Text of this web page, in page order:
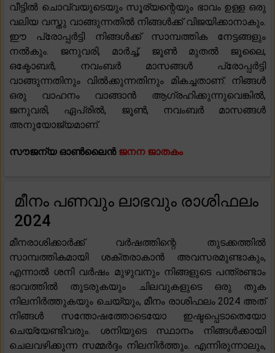
വീട്ടിൽ ചൊവ്വയുടെയും സൂര്യന്റെയും ഭാവം ഉള്ള ഒരു
വലിയ വസ്തു വാങ്ങുന്നതിൽ നിങ്ങൾക്ക് വിജയിക്കാനാകും.
ഈ പ്രോപ്പർട്ടി നിങ്ങൾക്ക് സാമ്പത്തിക നേട്ടങ്ങളും
നൽകും. ജനുവരി, മാർച്ച്, ജൂൺ മുതൽ ജൂലൈ,
ഒക്ടോബർ, നവംബർ മാസങ്ങൾ പ്രോപ്പർട്ടി
വാങ്ങുന്നതിനും വിൽക്കുന്നതിനും മികച്ചതാണ്. നിങ്ങൾ
ഒരു വാഹനം വാങ്ങാൻ ആഗ്രഹിക്കുന്നുവെങ്കിൽ,
ജനുവരി, ഏപ്രിൽ, ജൂൺ, നവംബർ മാസങ്ങൾ
അനുയോജ്യമാണ്.
സൗജന്യ ഓൺലൈൻ ജനന ജാതകം
മീനം പണവും ലാഭവും രാശിഫലം
2024
മീനരാശിക്കാർക്ക് വർഷത്തിന്റെ തുടക്കത്തിൽ
സാമ്പത്തികമായി ശക്തരാകാൻ അവസരമുണ്ടാകും,
എന്നാൽ ശനി വർഷം മുഴുവനും നിങ്ങളുടെ പന്ത്രണ്ടാം
ഭാവത്തിൽ തുടരുകയും ചിലവുകളുടെ ഒരു തുക
നിലനിർത്തുകയും ചെയ്യും, മീനം രാശിഫലം 2024 അത്
നിങ്ങൾ സന്തോഷത്തോടെയോ ഇഷ്ടപ്പെടാതെയോ
ചെയ്യേണ്ടിവരും. ശനിയുടെ സ്ഥാനം നിങ്ങൾക്കായി
ചെലവഴിക്കുന്ന സമ്മർദ്ദം നിലനിർത്തും. എന്നിരുന്നാലും,